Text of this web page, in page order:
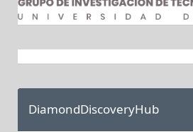
DiamondDiscoveryHub